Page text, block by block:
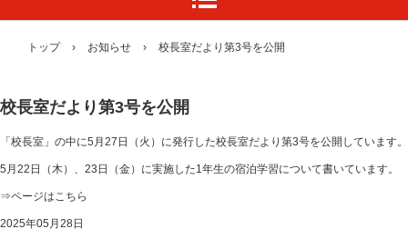
トップ › お知らせ › 校長室だより第3号を公開
校長室だより第3号を公開
「校長室」の中に5月27日（火）に発行した校長室だより第3号を公開しています。
5月22日（木）、23日（金）に実施した1年生の宿泊学習について書いています。
⇒ページはこちら
2025年05月28日